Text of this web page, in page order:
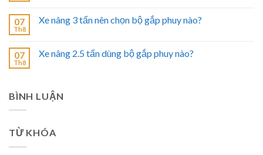
07
Th8
Xe nâng 3 tấn nên chọn bộ gắp phuy nào?
07
Th8
Xe nâng 2.5 tấn dùng bộ gắp phuy nào?
BÌNH LUẬN
TỪ KHÓA